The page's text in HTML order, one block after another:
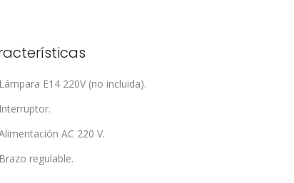
Lámpara E14 220V (no incluida).
Interruptor.
AC 220 V.
Brazo regulable.